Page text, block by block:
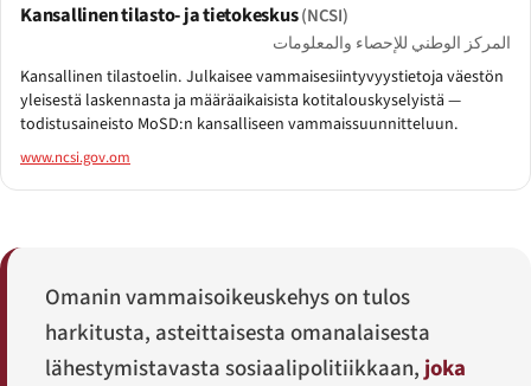
Kansallinen tilasto- ja tietokeskus(NCSI)
المركز الوطني للإحصاء والمعلومات
Kansallinen tilastoelin. Julkaisee vammaisesiintyvyystietoja väestön
yleisestä laskennasta ja määräaikaisista kotitalouskyselyistä —
todistusaineisto MoSD:n kansalliseen vammaissuunnitteluun.
www.ncsi.gov.om
Omanin vammaisoikeuskehys on tulos
harkitusta, asteittaisesta omanalaisesta
lähestymistavasta sosiaalipolitiikkaan,joka